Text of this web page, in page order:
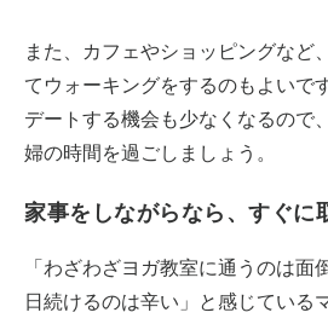
また、カフェやショッピングなど
てウォーキングをするのもよいで
デートする機会も少なくなるので
婦の時間を過ごしましょう。
家事をしながらなら、すぐに
「わざわざヨガ教室に通うのは面
日続けるのは辛い」と感じている